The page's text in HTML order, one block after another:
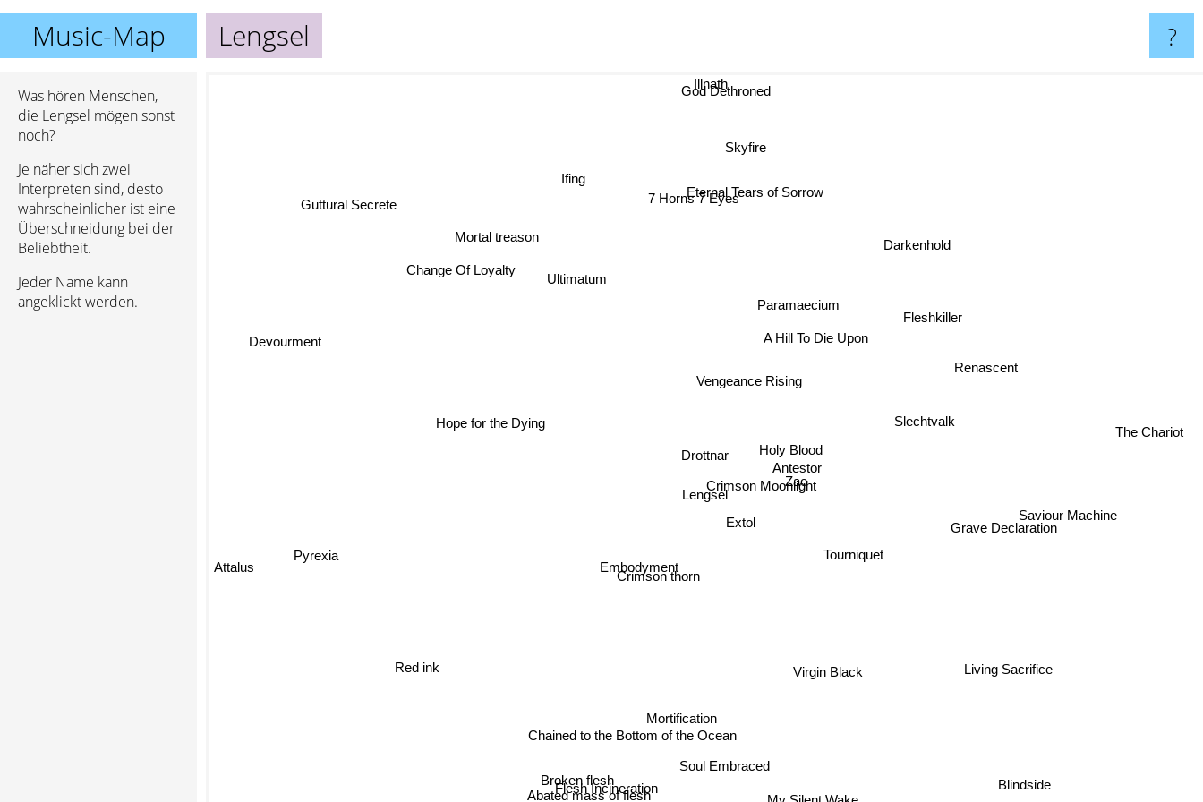
Music-Map Lengsel ?
Was hören Menschen,
die Lengsel mögen sonst
noch?
Je näher sich zwei
Interpreten sind, desto
wahrscheinlicher ist eine
Überschneidung bei der
Beliebtheit.
Jeder Name kann
angeklickt werden.
Lengsel
Extol
Crimson Moonlight
Antestor
Drottnar
Embodyment
Holy Blood
Crimson thorn
Zao
Tourniquet
Vengeance Rising
A Hill To Die Upon
Virgin Black
Soul Embraced
Renascent
Paramaecium
Ultimatum
Eternal Tears of Sorrow
Hope for the Dying Slechtvalk
Darkenhold
Grave Declaration
Fleshkiller
Mortal treason
Flesh Incineration
My Silent Wake
Broken flesh
Red ink
Change Of Loyalty
Chained to the Bottom of the Ocean
7 Horns 7 Eyes
Mortification
Skyfire
Pyrexia
Blindside
Living Sacrifice
God Dethroned
Ifing
Illnath
Attalus
Saviour Machine
The Chariot
Devourment
Guttural Secrete